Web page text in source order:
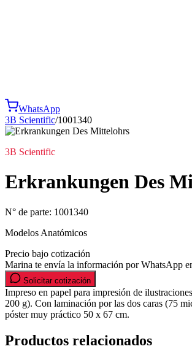
WhatsApp
3B Scientific/1001340
3B Scientific
Erkrankungen Des
N° de parte: 1001340
Modelos Anatómicos
Precio bajo cotización
Marina te envía la información por WhatsApp
Solicitar cotización
Impreso en papel para impresión de
200 g). Con laminación por las dos caras (75
póster muy práctico 50 x 67 cm.
Productos relacionados